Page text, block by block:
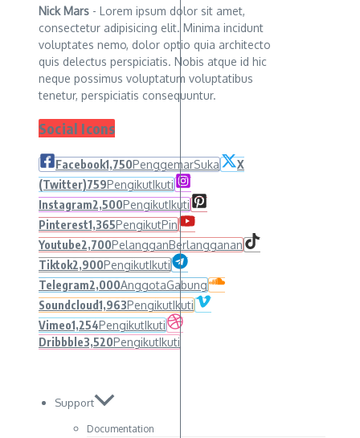
Nick Mars - Lorem ipsum dolor sit amet,
consectetur adipisicing elit. Minima incidunt
voluptates nemo, dolor optio quia architecto
quis delectus perspiciatis. Nobis atque id hic
neque possimus voluptatum voluptatibus
tenetur, perspiciatis consequuntur.
Social Icons
Facebook1,750PenggemarSuka
X
(Twitter)759PengikutIkuti
Instagram2,500PengikutIkuti
Pinterest1,365PengikutPin
Youtube2,700PelangganBerlangganan
Tiktok2,900PengikutIkuti
Telegram2,000AnggotaGabung
Soundcloud1,963PengikutIkuti
Vimeo1,254PengikutIkuti
Dribbble3,520PengikutIkuti
Support
Documentation